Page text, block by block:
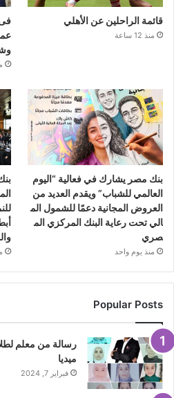
قائمة الراحلين عن الأهلي
منذ 12 ساعة
بنك مصر يشارك في فعالية “اليوم
العالمي للشباب” ويقدم العديد من
العروض المجانية دعمًا للشمول الم
الي تحت رعاية البنك المركزي الم
صري
منذ يوم واحد
Popular Posts
رسالة من معلم
ميديا
فبراير 7, 2024